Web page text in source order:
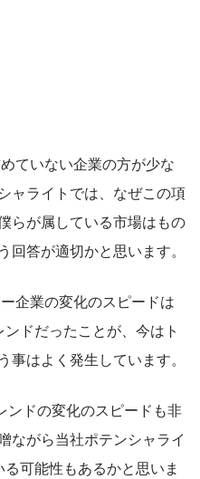
ていない企業の方が少な
ャライトでは、なぜこの項
らが属している市場はもの
答が適切かと思います。
企業の変化のスピードは
ドだったことが、今はト
はよく発生しています。
ンドの変化のスピードも非
ながら当社ポテンシャライ
可能性もあるかと思いま